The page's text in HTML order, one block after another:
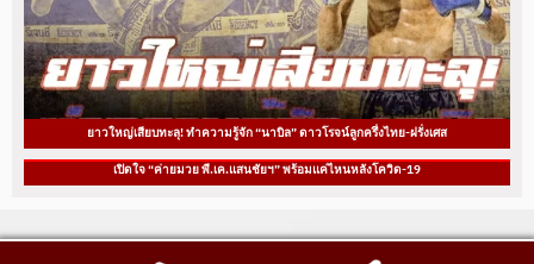
ยาวใหญ่เสียบทะลุ! ทำความรู้จัก “นาบิล” ดาวโรจน์ลูกครึ่งไทย-ฝรั่งเศส
เปิดใจ “ค่ายมวย พี.เค.แสนชัยฯ” พร้อมแค่ไหนหลังโควิด-19